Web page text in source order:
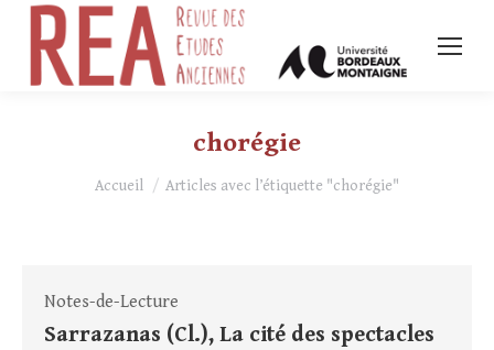
chorégie
Vous êtes ici :
Accueil Articles avec l’étiquette "chorégie"
Notes-de-Lecture
Sarrazanas (Cl.), La cité des spectacles